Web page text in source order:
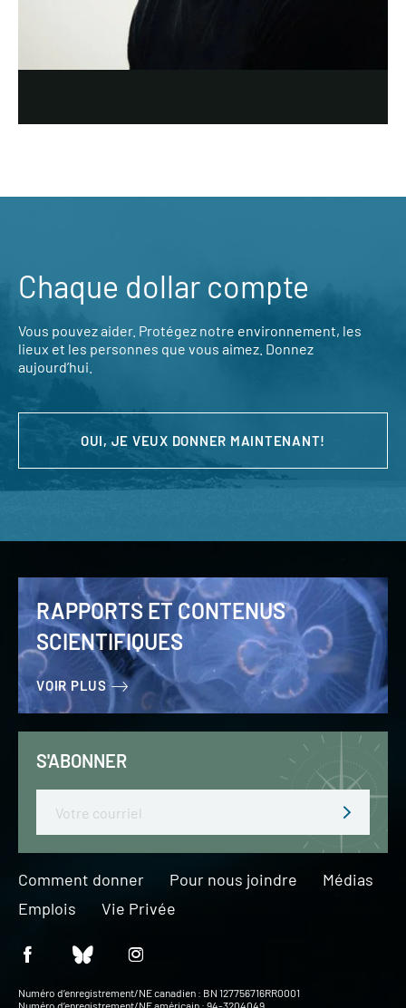
Chaque dollar compte
Vous pouvez aider. Protégez notre environnement, les
lieux et les personnes que vous aimez. Donnez
aujourd’hui.
OUI, JE VEUX DONNER MAINTENANT!
RAPPORTS ET CONTENUS
SCIENTIFIQUES
VOIR PLUS
S'ABONNER
Comment donner Pour nous joindre
Médias
Emplois
Vie Privée
Numéro d’enregistrement/NE canadien : BN 127756716RR0001